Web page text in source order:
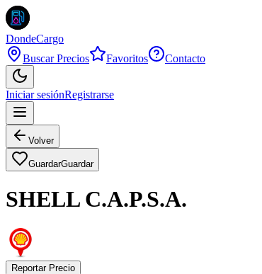
DondeCargo
Buscar Precios
Favoritos Contacto
Iniciar sesiónRegistrarse
Volver
GuardarGuardar
SHELL C.A.P.S.A.
Reportar Precio